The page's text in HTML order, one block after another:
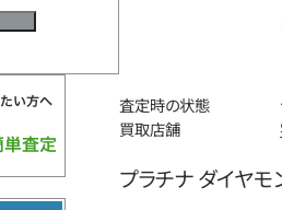
査定時の状態
買取店舗
プラチナ ダイヤ